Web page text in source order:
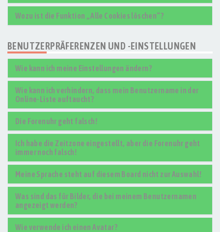
Wozu ist die Funktion „Alle Cookies löschen“?
BENUTZERPRÄFERENZEN UND -EINSTELLUNGEN
Wie kann ich meine Einstellungen ändern?
Wie kann ich verhindern, dass mein Benutzername in der
Online-Liste auftaucht?
Die Forenuhr geht falsch!
Ich habe die Zeitzone eingestellt, aber die Forenuhr geht
immer noch falsch!
Meine Sprache steht auf diesem Board nicht zur Auswahl!
Was sind das für Bilder, die bei meinem Benutzernamen
angezeigt werden?
Wie verwende ich einen Avatar?